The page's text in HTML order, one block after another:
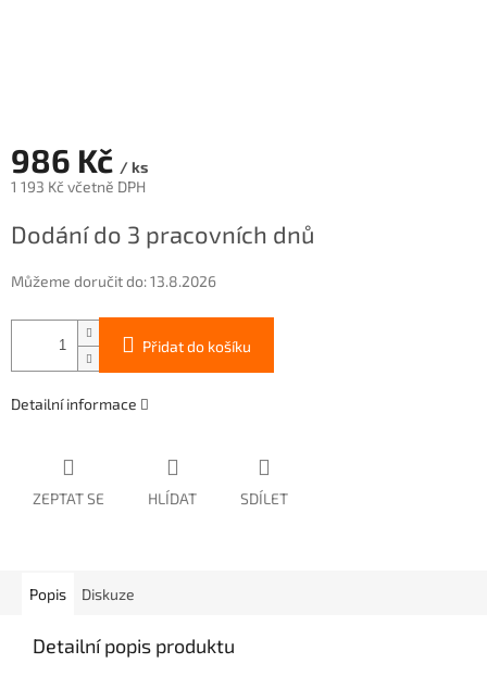
986 Kč / ks
1 193 Kč včetně DPH
cena:
Dodání do 3 pracovních dnů
Můžeme doručit do:13.8.2026
Přidat do košíku
Detailní informace
ZEPTAT SE HLÍDAT SDÍLET
Popis Diskuze
Detailní popis produktu